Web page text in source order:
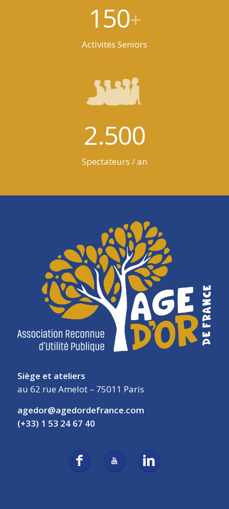
150+
Activités Seniors
2.500
Spectateurs / an
Siège et ateliers
au 62 rue Amelot – 75011 Paris
agedor@agedordefrance.com
(+33) 1 53 24 67 40